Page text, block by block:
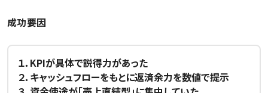
成功要因
１．KPIが具体で説得力があった
２．キャッシュフローをもとに返済余力を数値で提示